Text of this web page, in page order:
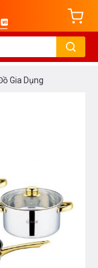
Gia Dụng